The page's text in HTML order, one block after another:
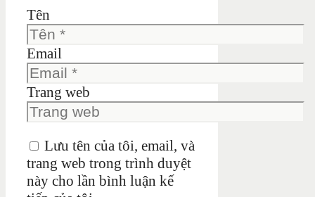
Tên
Email
Trang web
Lưu tên của tôi, email, và
trang web trong trình duyệt
này cho lần bình luận kế